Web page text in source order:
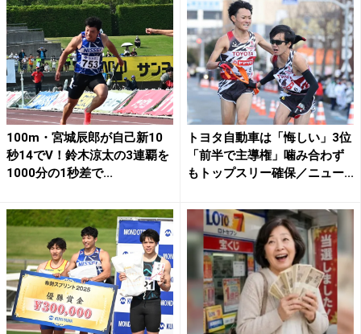
100m・宮城辰郎が自己新10
秒14でV！鈴木涼太の3連覇を
1000分の1秒差で...
トヨタ自動車は「悔しい」3位
「前半で主導権」噛み合わず
もトップスリー確保／ニュー...